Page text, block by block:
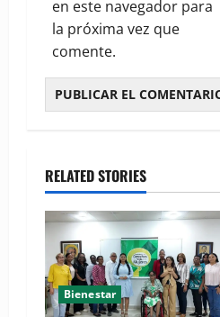
en este navegador para
la próxima vez que
comente.
RELATED STORIES
Bienestar